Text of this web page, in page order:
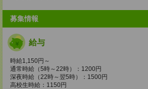
募集情報
給与
時給1,150円～
通常時給（5時～22時）：1200円
深夜時給（22時～翌5時）：1500円
高校生時給：1150円